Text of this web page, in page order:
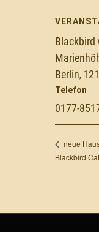
Blackbird
Berlin,
Telefon
0177-
neue
Blackbird